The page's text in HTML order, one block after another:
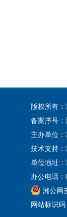
版权所有
备案序号：
主办单位
技术支持：
单位地址
办公电话
湘公网
网站标识